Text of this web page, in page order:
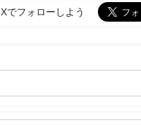
Xでフォローしよう